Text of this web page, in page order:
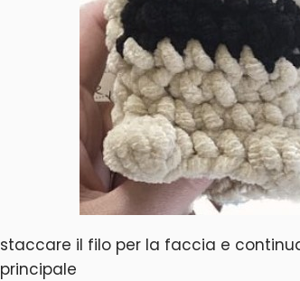
staccare il filo per la faccia e
principale